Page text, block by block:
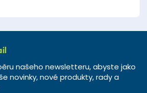
našeho newsletteru, abyste jako
novinky, nové produkty, rady a